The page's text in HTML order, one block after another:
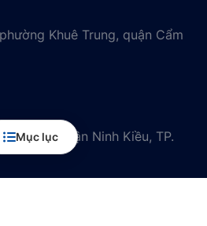
Mục lục
Khuê Trung, quận Cẩm
Khế, quận Ninh Kiều, TP.